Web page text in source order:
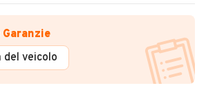
del veicolo